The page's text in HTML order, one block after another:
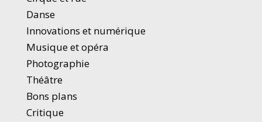
Danse
Innovations et numérique
Musique et opéra
Photographie
Théâtre
Bons plans
Critique